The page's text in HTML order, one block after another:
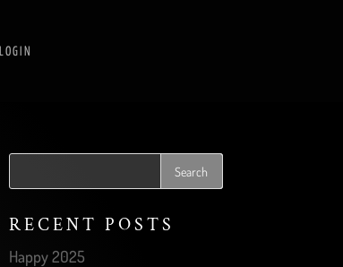
LOGIN
RECENT POSTS
Happy 2025